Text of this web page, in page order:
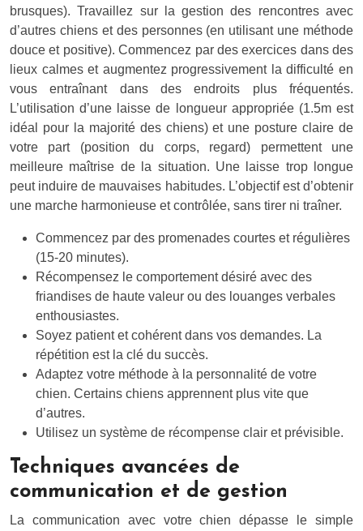
brusques). Travaillez sur la gestion des rencontres avec
d’autres chiens et des personnes (en utilisant une méthode
douce et positive). Commencez par des exercices dans des
lieux calmes et augmentez progressivement la difficulté en
vous entraînant dans des endroits plus fréquentés.
L’utilisation d’une laisse de longueur appropriée (1.5m est
idéal pour la majorité des chiens) et une posture claire de
votre part (position du corps, regard) permettent une
meilleure maîtrise de la situation. Une laisse trop longue
peut induire de mauvaises habitudes. L’objectif est d’obtenir
une marche harmonieuse et contrôlée, sans tirer ni traîner.
Commencez par des promenades courtes et régulières
(15-20 minutes).
Récompensez le comportement désiré avec des
friandises de haute valeur ou des louanges verbales
enthousiastes.
Soyez patient et cohérent dans vos demandes. La
répétition est la clé du succès.
Adaptez votre méthode à la personnalité de votre
chien. Certains chiens apprennent plus vite que
d’autres.
Utilisez un système de récompense clair et prévisible.
Techniques avancées de
communication et de gestion
La communication avec votre chien dépasse le simple